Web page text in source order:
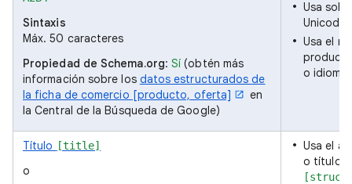
Sintaxis
Máx. 50 caracteres
Propiedad de Schema.org:Sí (obtén más
información sobre los datos estructurados de
la ficha de comercio [producto, oferta]
en
la Central de la Búsqueda de Google)
Usa
Unicode
Usa el
o
Título [title]
o
Usa el
o título